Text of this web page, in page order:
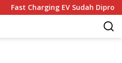
Charging EV Sudah Diproduksi